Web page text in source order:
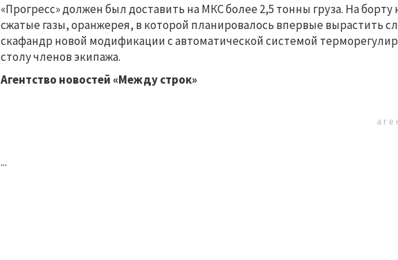
«Прогресс» должен был доставить на МКС более 2,5 тонны груза. На
сжатые газы, оранжерея, в которой планировалось впервые вырастить
скафандр новой модификации с автоматической системой
столу членов экипажа.
Агентство новостей «Между строк»
...